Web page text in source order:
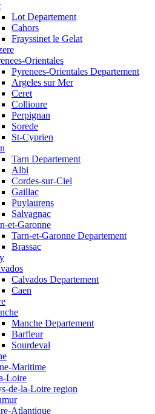
Lot Departement
Cahors
Frayssinet le Gelat
Orientales
Pyrenees-Orientales Departement
Argeles sur Mer
Ceret
Collioure
Perpignan
Sorede
St-Cyprien
Tarn Departement
Albi
Cordes-sur-Ciel
Gaillac
Puylaurens
Salvagnac
et-Garonne
Tarn-et-Garonne Departement
Brassac
Calvados Departement
Caen
Manche Departement
Barfleur
Sourdeval
Maritime
Loire
de-la-Loire region
Atlantique